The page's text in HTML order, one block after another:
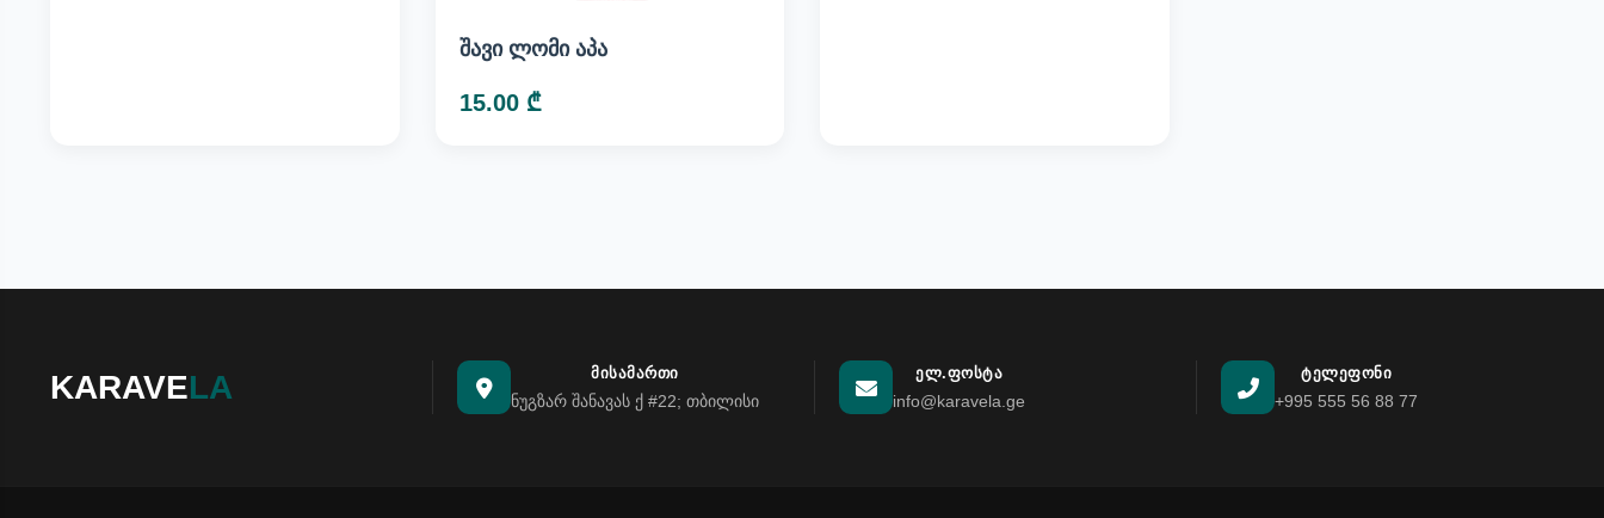
შავი ლომი აპა
15.00 ₾
KARAVELA ᲛᲘᲡᲐᲛᲐᲠᲗᲘ
ნუგზარ შანავას ქ #22; თბილისი
ᲔᲚ.ᲤᲝᲡᲢᲐ
info@karavela.ge
ᲢᲔᲚᲔᲤᲝᲜᲘ
+995 555 56 88 77